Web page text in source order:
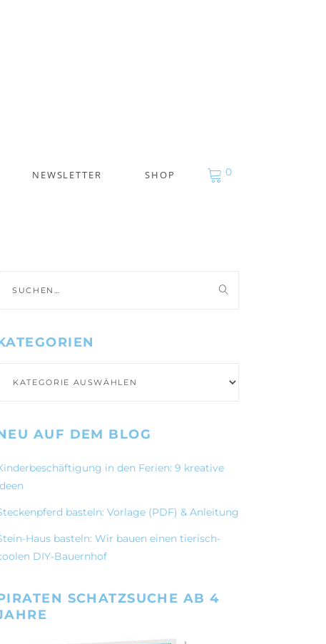
NEWSLETTER SHOP 0
nach:
AUF DEM BLOG
in den Ferien: 9 kreative
basteln: Vorlage (PDF) & Anleitung
Haus basteln: Wir bauen einen tierisch-
DIY-Bauernhof
SCHATZSUCHE AB 4